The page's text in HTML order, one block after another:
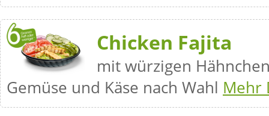
Chicken Fajita
mit würzigen
Gemüse und Käse nach Wahl Mehr